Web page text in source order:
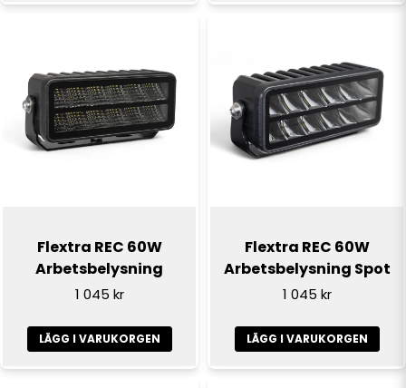
Flextra REC 60W
Arbetsbelysning
1 045 kr
LÄGG I VARUKORGEN
Flextra REC 60W
Arbetsbelysning Spot
1 045 kr
LÄGG I VARUKORGEN